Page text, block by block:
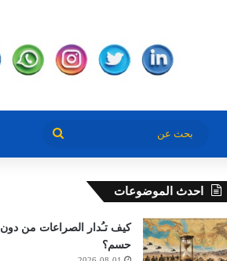
بحث
عن
احدث الموضوعات
كيف تـُدار الصراعات من دون
حسم؟